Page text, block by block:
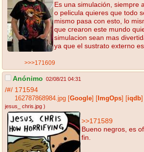
Es una simulación, siempre
o pelicula quieres que todo
mismo pasa con esto, lo
que crearon este mundo
simulacion sean mas
ya que el sustrato externo
>>>171609
Anónimo 02/08/21 04:31
/#/ 171594
162787868984.jpg Google ImgOps iqdb
jesus_ chris.jpg )
>>171589
Bueno negros, es
fin.